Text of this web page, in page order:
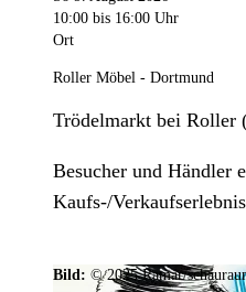
10:00 bis 16:00 Uhr
Ort
Roller Möbel - Dortmund
Trödelmarkt bei Roller
Besucher und Händler
Kaufs-/
Bild: © 2025 Ramar/